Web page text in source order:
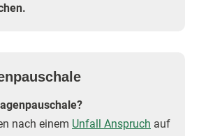
nach einem Unfall Anspruch auf